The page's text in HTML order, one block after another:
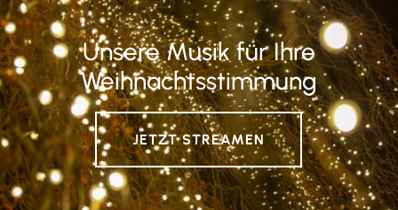
Unsere Musik für Ihre
Weihnachtsstimmung
JETZT STREAMEN